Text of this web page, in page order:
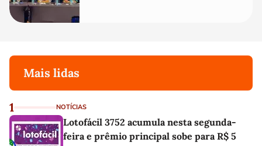
Mais lidas
1 NOTÍCIAS
Lotofácil 3752 acumula nesta segunda-
feira e prêmio principal sobe para R$ 5